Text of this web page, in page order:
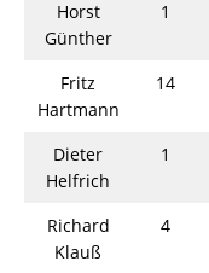
Horst
Günther
1
Fritz
Hartmann
14
Dieter
Helfrich
1
Richard
Klauß
4